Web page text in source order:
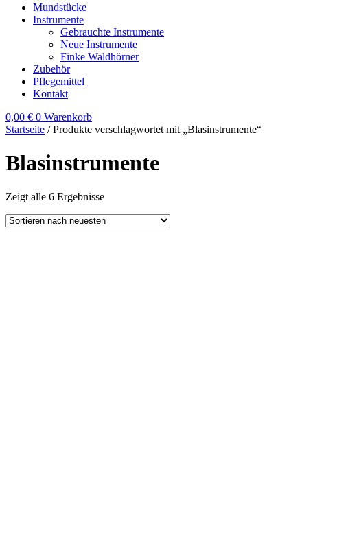
Mundstücke
Instrumente
Gebrauchte Instrumente
Neue Instrumente
Finke Waldhörner
Zubehör
Pflegemittel
Kontakt
0,00 € 0 Warenkorb
Startseite / Produkte verschlagwortet mit „Blasinstrumente“
Blasinstrumente
Zeigt alle 6 Ergebnisse